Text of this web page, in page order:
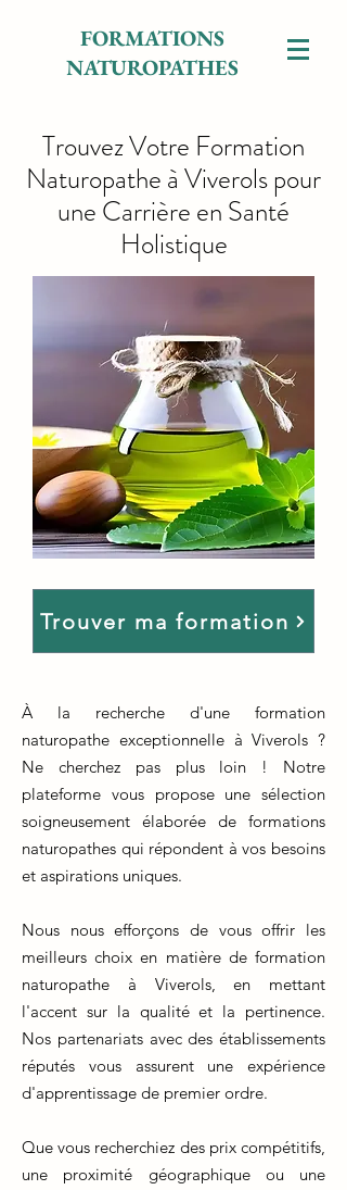
FORMATIONS
NATUROPATHES
Trouvez Votre Formation
Naturopathe à Viverols pour
une Carrière en Santé
Holistique
Trouver ma formation
À la recherche d'une formation
naturopathe exceptionnelle à Viverols ?
Ne cherchez pas plus loin ! Notre
plateforme vous propose une sélection
soigneusement élaborée de formations
naturopathes qui répondent à vos besoins
et aspirations uniques.
Nous nous efforçons de vous offrir les
meilleurs choix en matière de formation
naturopathe à Viverols, en mettant
l'accent sur la qualité et la pertinence.
Nos partenariats avec des établissements
réputés vous assurent une expérience
d'apprentissage de premier ordre.
Que vous recherchiez des prix compétitifs,
une proximité géographique ou une